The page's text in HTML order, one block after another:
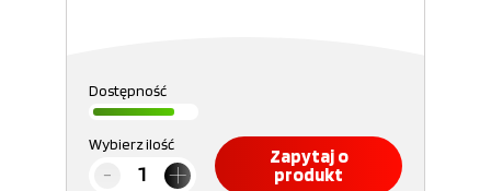
Dostępność
Wybierz ilość
Zapytaj o
produkt